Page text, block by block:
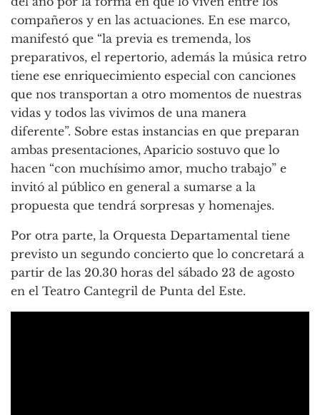
compañeros y en las actuaciones. En ese marco,
manifestó que “la previa es tremenda, los
preparativos, el repertorio, además la música retro
tiene ese enriquecimiento especial con canciones
que nos transportan a otro momentos de nuestras
vidas y todos las vivimos de una manera
diferente”. Sobre estas instancias en que preparan
ambas presentaciones, Aparicio sostuvo que lo
hacen “con muchísimo amor, mucho trabajo” e
invitó al público en general a sumarse a la
propuesta que tendrá sorpresas y homenajes.
Por otra parte, la Orquesta Departamental tiene
previsto un segundo concierto que lo concretará a
partir de las 20.30 horas del sábado 23 de agosto
en el Teatro Cantegril de Punta del Este.